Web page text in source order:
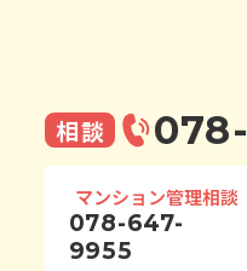
相談
マンション管理相談
078-647-
9955